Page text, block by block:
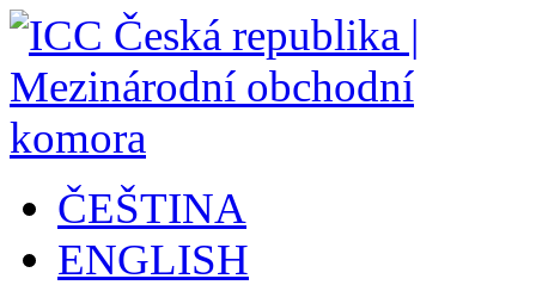
ČEŠTINA
ENGLISH